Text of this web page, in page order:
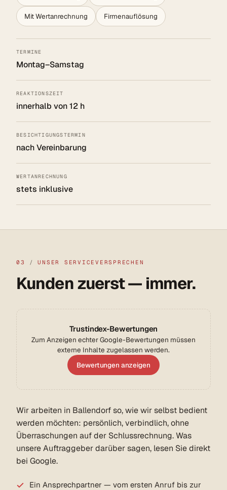
Mit Wertanrechnung Firmenauflösung
TERMINE
Montag–Samstag
REAKTIONSZEIT
innerhalb von 12 h
BESICHTIGUNGSTERMIN
nach Vereinbarung
WERTANRECHNUNG
stets inklusive
03 / UNSER SERVICEVERSPRECHEN
Kunden zuerst — immer.
Trustindex-Bewertungen
Zum Anzeigen echter Google-Bewertungen müssen
externe Inhalte zugelassen werden.
Bewertungen anzeigen
Wir arbeiten in Ballendorf so, wie wir selbst bedient
werden möchten: persönlich, verbindlich, ohne
Überraschungen auf der Schlussrechnung. Was
unsere Auftraggeber darüber sagen, lesen Sie direkt
bei Google.
Ein Ansprechpartner — vom ersten Anruf bis zur